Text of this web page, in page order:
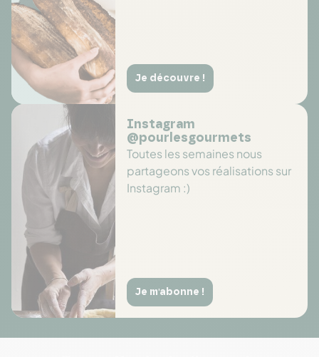
Je découvre !
Instagram
@pourlesgourmets
Toutes les semaines nous
partageons vos réalisations sur
Instagram :)
Je m'abonne !